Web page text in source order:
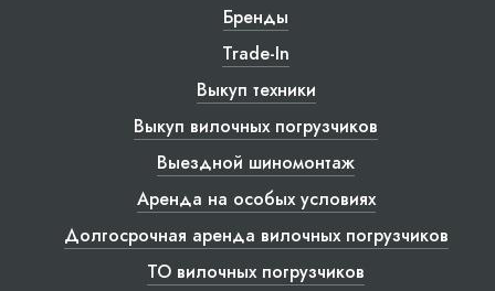
Бренды
Trade-In
Выкуп техники
Выкуп вилочных погрузчиков
Выездной шиномонтаж
Аренда на особых условиях
Долгосрочная аренда вилочных погрузчиков
ТО вилочных погрузчиков